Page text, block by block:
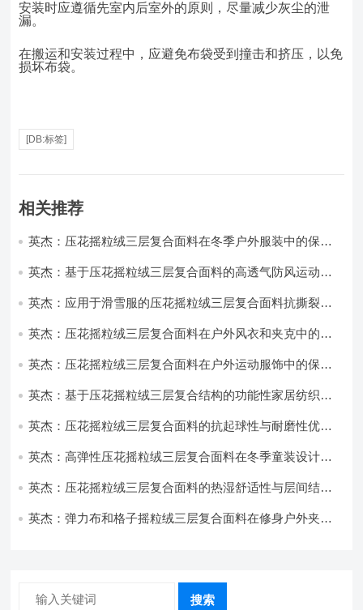
安装时应遵循先室内后室外的原则，尽量减少灰尘的泄
漏。
在搬运和安装过程中，应避免布袋受到撞击和挤压，以免
损坏布袋。
[DB:标签]
相关推荐
英杰：压花摇粒绒三层复合面料在冬季户外服装中的保暖
英杰：基于压花摇粒绒三层复合面料的高透气防风运动服
英杰：应用于滑雪服的压花摇粒绒三层复合面料抗撕裂与
英杰：压花摇粒绒三层复合面料在户外风衣和夹克中的应
英杰：压花摇粒绒三层复合面料在户外运动服饰中的保暖
英杰：基于压花摇粒绒三层复合结构的功能性家居纺织品
英杰：压花摇粒绒三层复合面料的抗起球性与耐磨性优化
英杰：高弹性压花摇粒绒三层复合面料在冬季童装设计中
英杰：压花摇粒绒三层复合面料的热湿舒适性与层间结合
英杰：弹力布和格子摇粒绒三层复合面料在修身户外夹克
搜索